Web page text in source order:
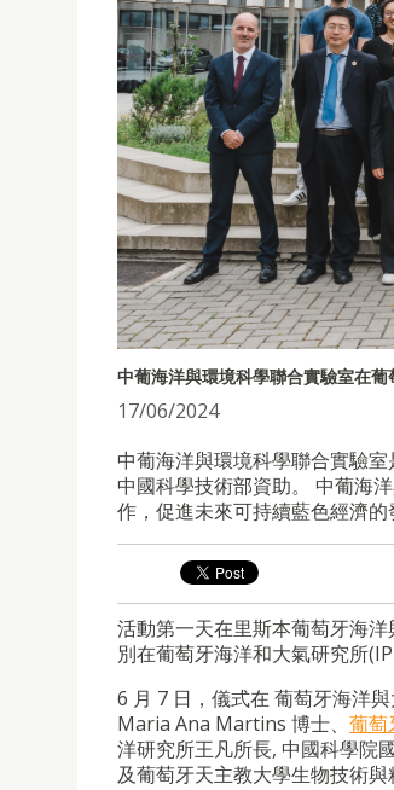
中葡海洋與環境科學聯合實驗室在
17/06/2024
中葡海洋與環境科學聯合實驗
中國科學技術部資助。 中葡海
作，促進未來可持續藍色經濟的
活動第一天在里斯本葡萄牙海
別在葡萄牙海洋和大氣研究所
6 月 7 日，儀式在 葡萄牙海洋
Maria Ana Martins 博士、 葡萄
洋研究所王凡所長, 中國科學院
及葡萄牙天主教大學生物技術